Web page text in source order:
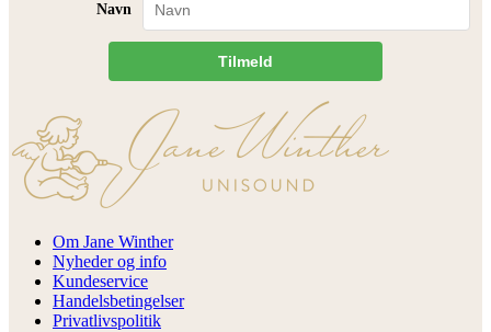
Navn
Tilmeld
Om Jane Winther
Nyheder og info
Kundeservice
Handelsbetingelser
Privatlivspolitik